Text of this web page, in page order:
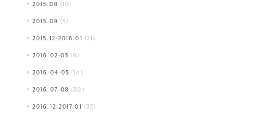
2015.08 (10)
2015.09 (5)
2015.12-2016.01 (21)
2016.02-03 (8)
2016.04-05 (14)
2016.07-08 (30)
2016.12-2017.01 (33)